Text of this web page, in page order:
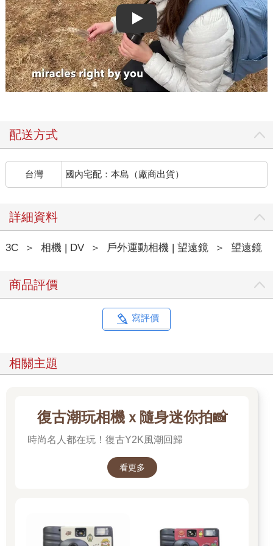
Play video
配送方式
台灣 國內宅配：本島（廠商出貨）
詳細資料
3C ＞ 相機 | DV ＞ 戶外運動相機 | 望遠鏡 ＞ 望遠鏡
商品評價
寫評價
相關主題
復古潮玩相機ｘ隨身迷你拍📸
時尚名人都在玩！復古Y2K風潮回歸
看更多